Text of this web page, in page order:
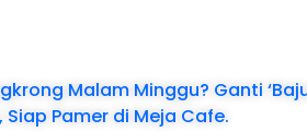
Malam Minggu? Ganti
Siap Pamer di Meja Cafe.